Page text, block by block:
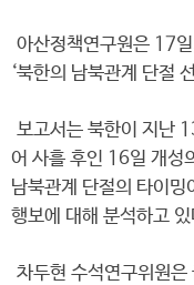
아산정책연구원은 17
‘북한의 남북관계 단절
보고서는 북한이 지난
어 사흘 후인 16일 개성
남북관계 단절의 타이
행보에 대해 분석하고
차두현 수석연구위원